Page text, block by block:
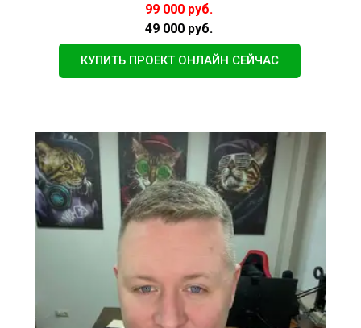
КУПИТЬ ПРОЕКТ ОНЛАЙН СЕЙЧАС
99 000 руб.
49 000 руб.